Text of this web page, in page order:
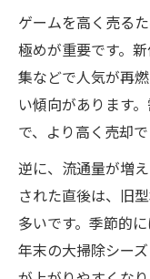
ゲームを高く売る
極めが重要です。
集などで人気が再
い傾向があります
で、より高く売却
逆に、流通量が増
された直後は、旧
多いです。季節的
年末の大掃除シー